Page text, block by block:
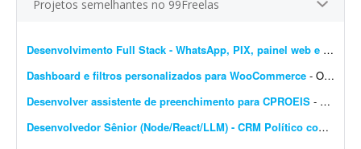
Projetos semelhantes no 99Freelas
Desenvolvimento Full Stack - WhatsApp, PIX, painel web e automação
Dashboard e filtros personalizados para WooCommerce - Olá pessoal, Preciso transformar o dashboard padrão do WooCommerce em um painel diferenciado para clientes e vendedores; procuro solução via plugin ou via código...
Desenvolver assistente de preenchimento para CPROEIS - Buscamos um desenvolvedor experiente para criar uma solução de automação assistida para o processo de preenchimento de dados no sistema CPROEIS. O objetivo principal &ea...
Desenvolvedor Sênior (Node/React/LLM) - CRM Político com IA e WhatsApp